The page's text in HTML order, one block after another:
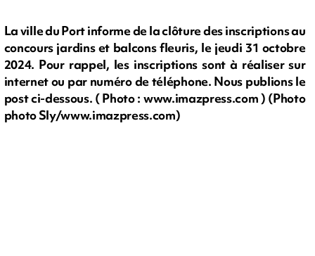
La ville du Port informe de la clôture des inscriptions au
concours jardins et balcons fleuris, le jeudi 31 octobre
2024. Pour rappel, les inscriptions sont à réaliser sur
internet ou par numéro de téléphone. Nous publions le
post ci-dessous. ( Photo : www.imazpress.com ) (Photo
photo Sly/www.imazpress.com)